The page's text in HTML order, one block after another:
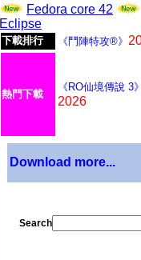
Fedora core 42
Eclipse
下載排行 《鬥陣特攻®》
熱門下載
《RO仙境傳說 3》
2026
Download more...
Search